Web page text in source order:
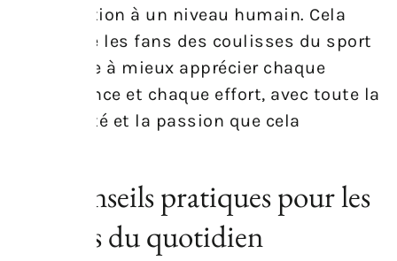
l’information à un niveau humain. Cela
rapproche les fans des coulisses du sport
et les aide à mieux apprécier chaque
performance et chaque effort, avec toute la
complexité et la passion que cela
Des conseils pratiques pour les
sportifs du quotidien